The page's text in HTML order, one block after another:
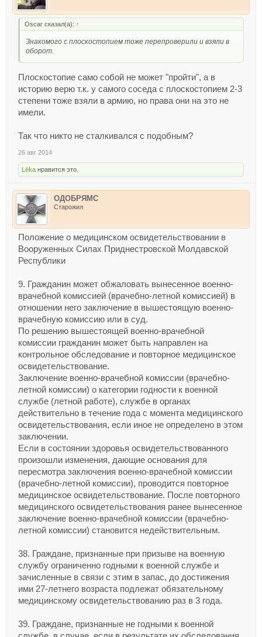
Oscar сказал(а): ↑
Знакомого с плоскостопием тоже перепроверили и взяли в
оборот.
Плоскостопие само собой не может "пройти", а в
историю верю т.к. у самого соседа с плоскостопием 2-3
степени тоже взяли в армию, но права они на это не
имели.
Так что никто не сталкивался с подобным?
26 авг 2014
Lёka нравится это.
ОДОБРЯМС
Старожил
Положение о медицинском освидетельствовании в
Вооруженных Силах Приднестровской Молдавской
Республики
9. Гражданин может обжаловать вынесенное военно-
врачебной комиссией (врачебно-летной комиссией) в
отношении него заключение в вышестоящую военно-
врачебную комиссию или в суд.
По решению вышестоящей военно-врачебной
комиссии гражданин может быть направлен на
контрольное обследование и повторное медицинское
освидетельствование.
Заключение военно-врачебной комиссии (врачебно-
летной комиссии) о категории годности к военной
службе (летной работе), службе в органах
действительно в течение года с момента медицинского
освидетельствования, если иное не определено в этом
заключении.
Если в состоянии здоровья освидетельствованного
произошли изменения, дающие основания для
пересмотра заключения военно-врачебной комиссии
(врачебно-летной комиссии), проводится повторное
медицинское освидетельствование. После повторного
медицинского освидетельствования ранее вынесенное
заключение военно-врачебной комиссии (врачебно-
летной комиссии) становится недействительным.
38. Граждане, признанные при призыве на военную
службу ограниченно годными к военной службе и
зачисленные в связи с этим в запас, до достижения
ими 27-летнего возраста подлежат обязательному
медицинскому освидетельствованию раз в 3 года.
39. Граждане, признанные не годными к военной